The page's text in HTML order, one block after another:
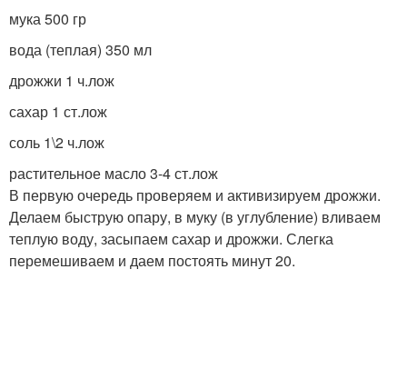
мука 500 гр
вода (теплая) 350 мл
дрожжи 1 ч.лож
сахар 1 ст.лож
соль 1\2 ч.лож
растительное масло 3-4 ст.лож
В первую очередь проверяем и активизируем дрожжи.
Делаем быструю опару, в муку (в углубление) вливаем
теплую воду, засыпаем сахар и дрожжи. Слегка
перемешиваем и даем постоять минут 20.